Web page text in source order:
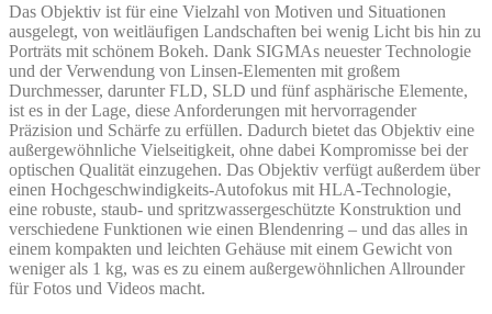
Das Objektiv ist für eine Vielzahl von Motiven und Situationen
ausgelegt, von weitläufigen Landschaften bei wenig Licht bis hin zu
Porträts mit schönem Bokeh. Dank SIGMAs neuester Technologie
und der Verwendung von Linsen-Elementen mit großem
Durchmesser, darunter FLD, SLD und fünf asphärische Elemente,
ist es in der Lage, diese Anforderungen mit hervorragender
Präzision und Schärfe zu erfüllen. Dadurch bietet das Objektiv eine
außergewöhnliche Vielseitigkeit, ohne dabei Kompromisse bei der
optischen Qualität einzugehen. Das Objektiv verfügt außerdem über
einen Hochgeschwindigkeits-Autofokus mit HLA-Technologie,
eine robuste, staub- und spritzwassergeschützte Konstruktion und
verschiedene Funktionen wie einen Blendenring – und das alles in
einem kompakten und leichten Gehäuse mit einem Gewicht von
weniger als 1 kg, was es zu einem außergewöhnlichen Allrounder
für Fotos und Videos macht.